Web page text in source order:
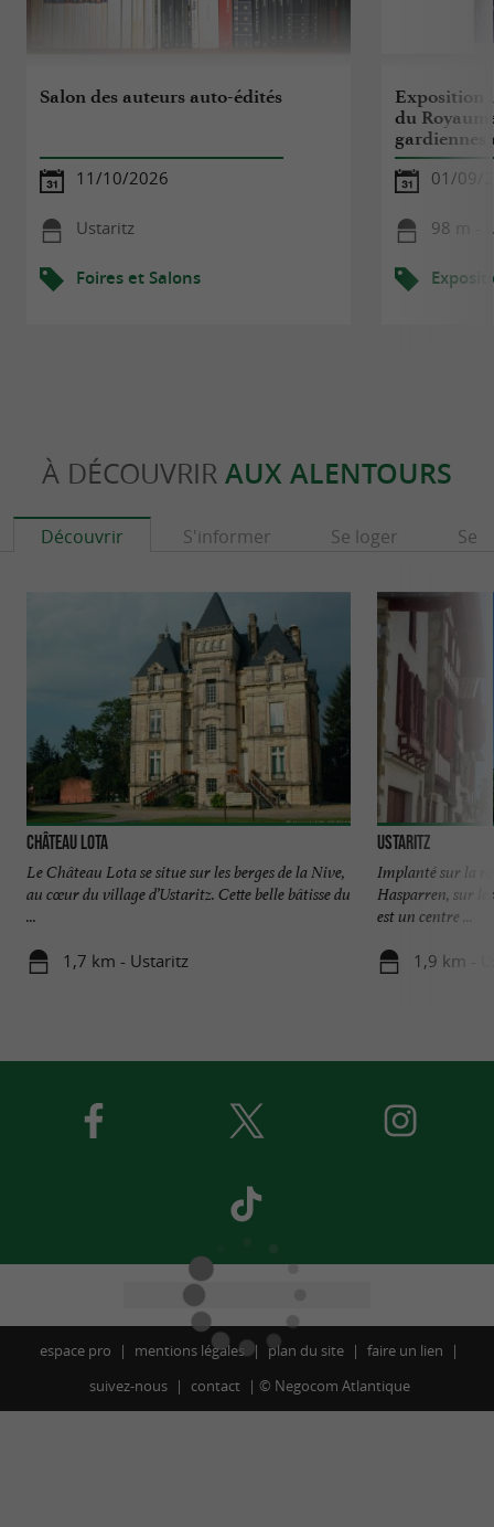
Salon des auteurs auto-édités
11/10/2026
Ustaritz
Foires et Salons
Exposition
du
gardiennes
01/09/
98 m -
À DÉCOUVRIR AUX ALENTOURS
Découvrir S'informer Se loger Se
Château Lota
Le Château Lota se situe sur les berges de la Nive,
au cœur du village d’Ustaritz. Cette belle bâtisse du
...
1,7 km - Ustaritz
Ustaritz
Implanté sur la
Hasparren, sur
est un centre ...
1,9 km -
espace pro mentions légales plan du site
faire un lien
suivez-nous
contact © Negocom Atlantique